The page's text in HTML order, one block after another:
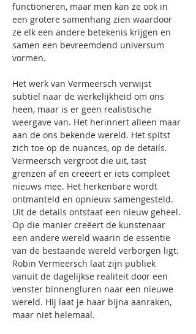
functioneren, maar men kan ze ook in
een grotere samenhang zien waardoor
ze elk een andere betekenis krijgen en
samen een bevreemdend universum
vormen.
Het werk van Vermeersch verwijst
subtiel naar de werkelijkheid om ons
heen, maar is er geen realistische
weergave van. Het herinnert alleen maar
aan de ons bekende wereld. Het spitst
zich toe op de nuances, op de details.
Vermeersch vergroot die uit, tast
grenzen af en creëert er iets compleet
nieuws mee. Het herkenbare wordt
ontmanteld en opnieuw samengesteld.
Uit de details ontstaat een nieuw geheel.
Op die manier creëert de kunstenaar
een andere wereld waarin de essentie
van de bestaande wereld verborgen ligt.
Robin Vermeersch laat zijn publiek
vanuit de dagelijkse realiteit door een
venster binnengluren naar een nieuwe
wereld. Hij laat je haar bijna aanraken,
maar niet helemaal.